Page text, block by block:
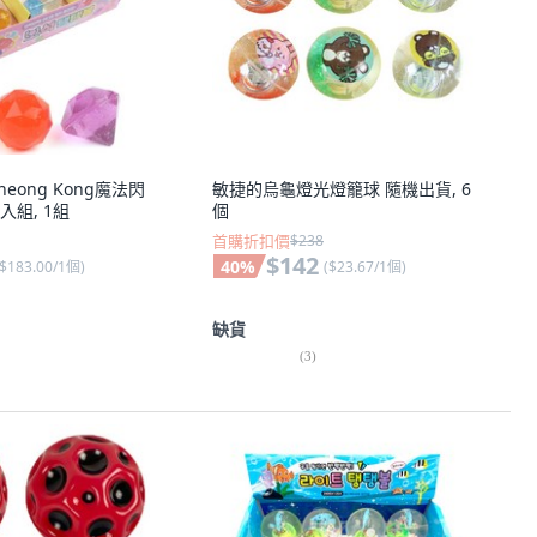
Kong魔法閃
組, 1組
$183.00/1個)
敏捷的烏龜燈光燈籠球 隨機出貨, 6
個
首購折扣價$238
40% $142 ($23.67/1個)
缺貨
(3)